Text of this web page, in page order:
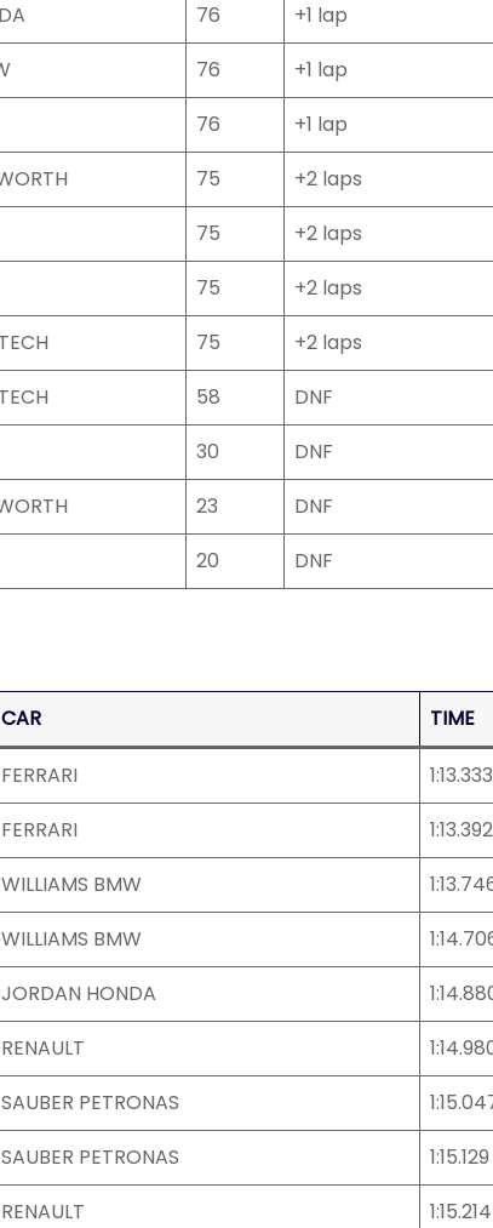
76 +1 lap
76 +1 lap
76 +1 lap
75 +2 laps
75 +2 laps
75 +2 laps
75 +2 laps
58 DNF
30 DNF
23 DNF
20 DNF
CAR TIME
FERRARI
1:13.333
FERRARI
1:13.392
WILLIAMS BMW
WILLIAMS BMW
JORDAN HONDA
RENAULT
SAUBER PETRONAS
SAUBER PETRONAS
1:15.129
RENAULT
1:15.214